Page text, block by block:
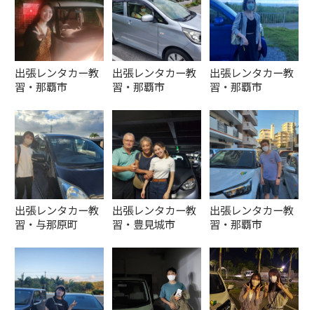
出張レンタカー教
習・那覇市
出張レンタカー教
習・那覇市
出張レンタカー教
習・那覇市
出張レンタカー教
習・与那原町
出張レンタカー教
習・豊見城市
出張レンタカー教
習・那覇市